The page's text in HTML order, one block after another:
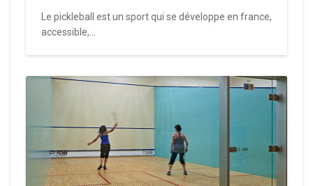
Le pickleball est un sport qui se développe en france,
accessible,...